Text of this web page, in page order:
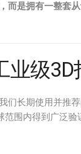
而是拥有一整套
级3D
们长期使用并推
围内得到广泛验